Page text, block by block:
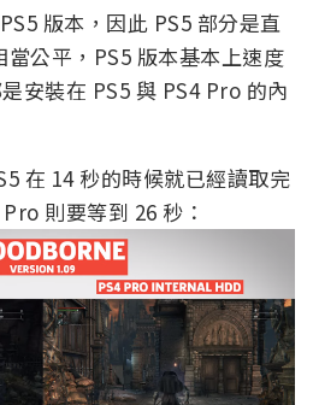
版本，因此 PS5 部分是直
公平，PS5 版本基本上速度
安裝在 PS5 與 PS4 Pro 的內
在 14 秒的時候就已經讀取完
則要等到 26 秒：